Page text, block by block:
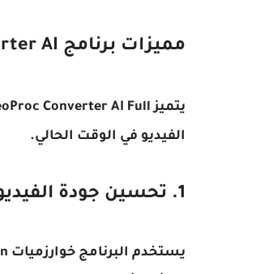
مميزات برنامج VideoProc Converter AI كامل
الفيديو في الوقت الحالي.
1. تحسين جودة الفيديو بالذكاء الاصطناعي